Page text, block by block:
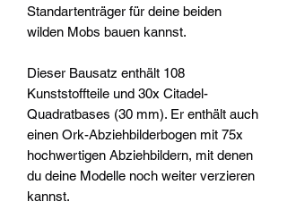
Standartenträger für deine beiden
wilden Mobs bauen kannst.
Dieser Bausatz enthält 108
Kunststoffteile und 30x Citadel-
Quadratbases (30 mm). Er enthält auch
einen Ork-Abziehbilderbogen mit 75x
hochwertigen Abziehbildern, mit denen
du deine Modelle noch weiter verzieren
kannst.